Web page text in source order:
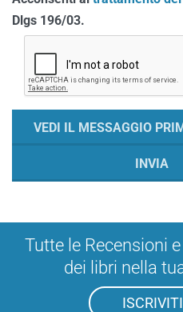
Dlgs 196/03.
Tutte le Recensioni
dei libri nella